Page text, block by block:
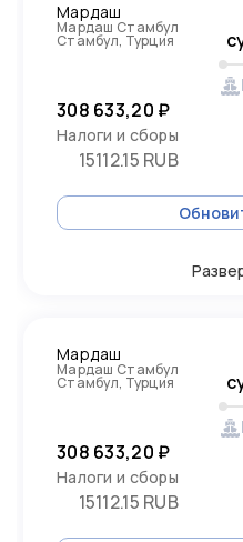
Мардаш
Мардаш Стамбул
Стамбул, Турция
308 633,20 ₽
Налоги и сборы
15112.15 RUB
Мардаш
Мардаш Стамбул
Стамбул, Турция
308 633,20 ₽
Налоги и сборы
15112.15 RUB